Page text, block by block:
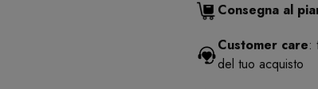
Consegna al
Customer care:
del tuo acquisto